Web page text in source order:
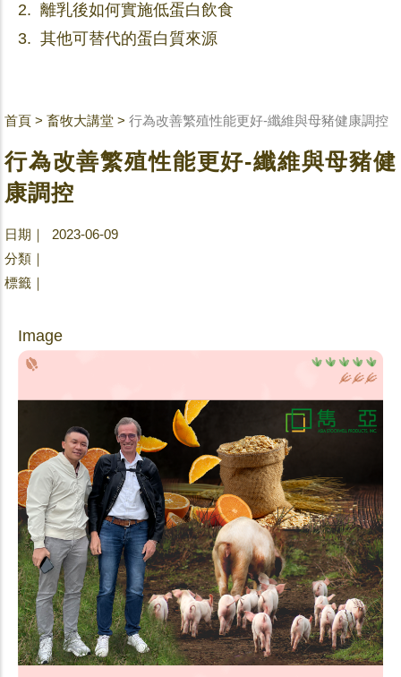
2. 離乳後如何實施低蛋白飲食
3. 其他可替代的蛋白質來源
首頁 > 畜牧大講堂 > 行為改善繁殖性能更好-纖維與母豬健康調控
行為改善繁殖性能更好-纖維與母豬健
康調控
日期｜ 2023-06-09
分類｜
標籤｜
Image